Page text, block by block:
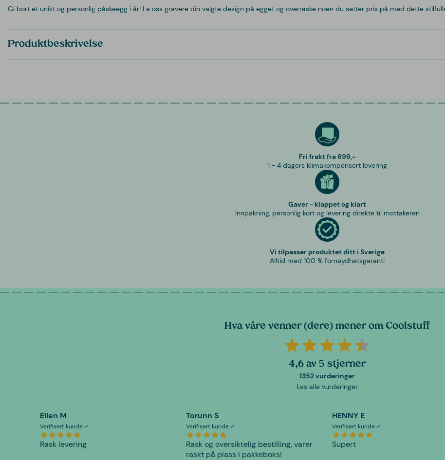
Gi bort et unikt og personlig påskeegg i år! La oss gravere din valgte design på egget og overraske noen du setter pris på med dette
Produktbeskrivelse
Fri frakt fra 699,-
1 - 4 dagers klimakompensert levering
Gaver - klappet og klart
Innpakning, personlig kort og levering direkte til mottakeren
Vi tilpasser produktet ditt i Sverige
Alltid med 100 % fornøydhetsgaranti
Hva våre venner (dere) mener om Coolstuff
4,6 av 5 stjerner
1352 vurderinger
Les alle vurderinger
Ellen M
Verifisert kunde
Rask levering
Torunn S
Verifisert kunde
Rask og oversiktelig bestilling, varer
raskt på plass i pakkeboks!
HENNY E
Verifisert kunde
Supert